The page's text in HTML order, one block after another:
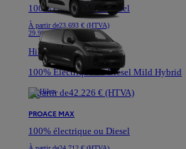
100% électrique ou Diesel
À partir de23.693 € (HTVA)
29.991 €
Hilux
100% Electrique ou Diesel Mild Hybrid
À partir de42.226 € (HTVA)
PROACE MAX
100% électrique ou Diesel